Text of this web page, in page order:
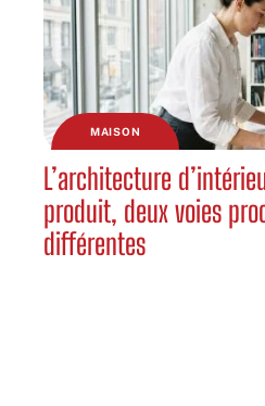
MAISON
L’architecture
produit, deux voies
différentes